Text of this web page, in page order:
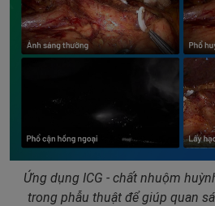
Ứng dụng ICG - chất nhuộm
trong phẫu thuật để giúp quan